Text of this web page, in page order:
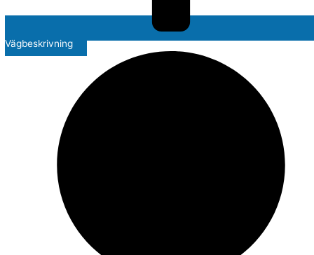
Vägbeskrivning